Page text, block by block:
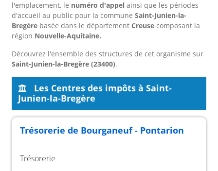
l'emplacement, le numéro d'appel ainsi que les périodes
d'accueil au public pour la commune Saint-Junien-la-
Bregère basée dans le département Creuse composant la
région Nouvelle-Aquitaine.
Découvrez l'ensemble des structures de cet organisme sur
Saint-Junien-la-Bregère (23400).
Les Centres des impôts à Saint-
Junien-la-Bregère
Trésorerie de Bourganeuf - Pontarion
Trésorerie